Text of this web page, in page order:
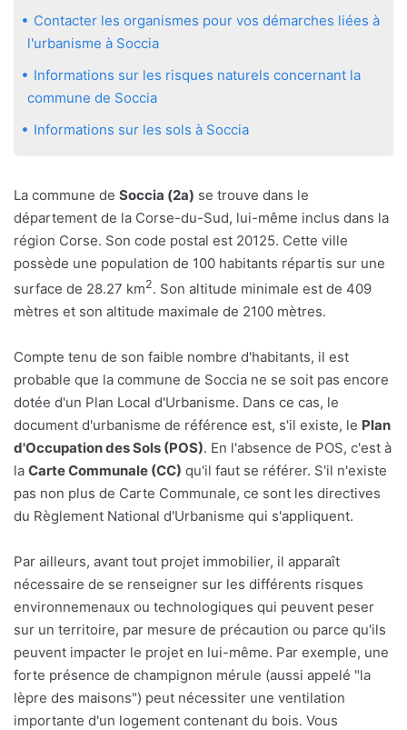
Contacter les organismes pour vos démarches liées à
l'urbanisme à Soccia
Informations sur les risques naturels concernant la
commune de Soccia
Informations sur les sols à Soccia
La commune de Soccia (2a) se trouve dans le
département de la Corse-du-Sud, lui-même inclus dans la
région Corse. Son code postal est 20125. Cette ville
possède une population de 100 habitants répartis sur une
surface de 28.27 km2. Son altitude minimale est de 409
mètres et son altitude maximale de 2100 mètres.
Compte tenu de son faible nombre d'habitants, il est
probable que la commune de Soccia ne se soit pas encore
dotée d'un Plan Local d'Urbanisme. Dans ce cas, le
document d'urbanisme de référence est, s'il existe, le Plan
d'Occupation des Sols (POS). En l'absence de POS, c'est à
la Carte Communale (CC) qu'il faut se référer. S'il n'existe
pas non plus de Carte Communale, ce sont les directives
du Règlement National d'Urbanisme qui s'appliquent.
Par ailleurs, avant tout projet immobilier, il apparaît
nécessaire de se renseigner sur les différents risques
environnemenaux ou technologiques qui peuvent peser
sur un territoire, par mesure de précaution ou parce qu'ils
peuvent impacter le projet en lui-même. Par exemple, une
forte présence de champignon mérule (aussi appelé "la
lèpre des maisons") peut nécessiter une ventilation
importante d'un logement contenant du bois. Vous